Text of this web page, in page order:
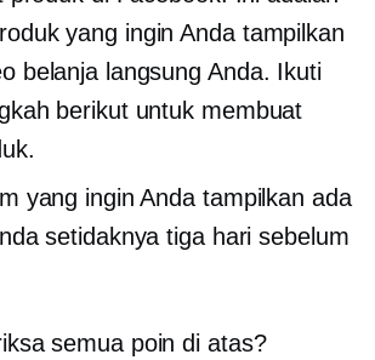
yang ingin Anda tampilkan
belanja langsung Anda. Ikuti
berikut untuk membuat
yang ingin Anda tampilkan ada
setidaknya tiga hari sebelum
semua poin di atas?